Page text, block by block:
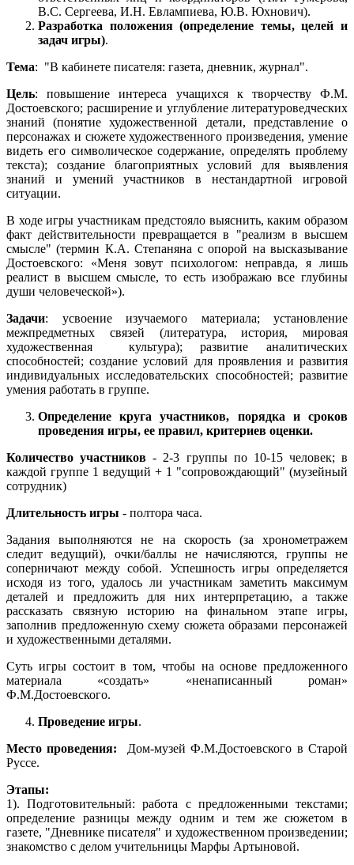
В.С. Сергеева, И.Н. Евлампиева, Ю.В. Юхнович).
Разработка положения (определение темы, целей и
задач игры).
Тема: "В кабинете писателя: газета, дневник, журнал".
Цель: повышение интереса учащихся к творчеству Ф.М.
Достоевского; расширение и углубление литературоведческих
знаний (понятие художественной детали, представление о
персонажах и сюжете художественного произведения, умение
видеть его символическое содержание, определять проблему
текста); создание благоприятных условий для выявления
знаний и умений участников в нестандартной игровой
ситуации.
В ходе игры участникам предстояло выяснить, каким образом
факт действительности превращается в "реализм в высшем
смысле" (термин К.А. Степаняна с опорой на высказывание
Достоевского: «Меня зовут психологом: неправда, я лишь
реалист в высшем смысле, то есть изображаю все глубины
души человеческой»).
Задачи: усвоение изучаемого материала; установление
межпредметных связей (литература, история, мировая
художественная культура); развитие аналитических
способностей; создание условий для проявления и развития
индивидуальных исследовательских способностей; развитие
умения работать в группе.
Определение круга участников, порядка и сроков
проведения игры, ее правил, критериев оценки.
Количество участников - 2-3 группы по 10-15 человек; в
каждой группе 1 ведущий + 1 "сопровождающий" (музейный
сотрудник)
Длительность игры - полтора часа.
Задания выполняются не на скорость (за хронометражем
следит ведущий), очки/баллы не начисляются, группы не
соперничают между собой. Успешность игры определяется
исходя из того, удалось ли участникам заметить максимум
деталей и предложить для них интерпретацию, а также
рассказать связную историю на финальном этапе игры,
заполнив предложенную схему сюжета образами персонажей
и художественными деталями.
Суть игры состоит в том, чтобы на основе предложенного
материала «создать» «ненаписанный роман»
Ф.М.Достоевского.
Проведение игры.
Место проведения: Дом-музей Ф.М.Достоевского в Старой
Руссе.
Этапы:
1). Подготовительный: работа с предложенными текстами;
определение разницы между одним и тем же сюжетом в
газете, "Дневнике писателя" и художественном произведении;
знакомство с делом учительницы Марфы Артыновой.